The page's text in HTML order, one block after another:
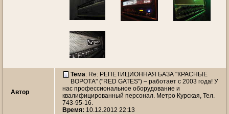
Автор
Тема: Re: РЕПЕТИЦИОННАЯ БАЗА "КРАСНЫЕ
ВОРОТА" ("RED GATES") – работает с 2003 года! У
нас профессиональное оборудование и
квалифицированный персонал. Метро Курская, Тел.
743-95-16.
Время: 10.12.2012 22:13